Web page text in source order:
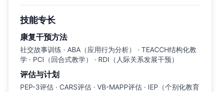
技能专长
康复干预方法
社交故事训练 · ABA（应用行为分析） · TEACCH结构化教
学 · PCI（回合式教学） · RDI（人际关系发展干预）
评估与计划
PEP-3评估 · CARS评估 · VB-MAPP评估 · IEP（个别化教育